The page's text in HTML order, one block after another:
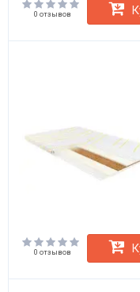
0 отзывов
0 отзывов